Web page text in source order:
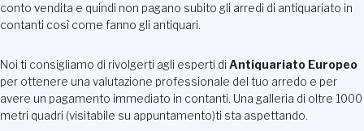
conto vendita e quindi non pagano subito gli arredi di antiquariato in
contanti così come fanno gli antiquari.
Noi ti consigliamo di rivolgerti agli esperti di Antiquariato Europeo
per ottenere una valutazione professionale del tuo arredo e per
avere un pagamento immediato in contanti. Una galleria di oltre 1000
metri quadri (visitabile su appuntamento)ti sta aspettando.